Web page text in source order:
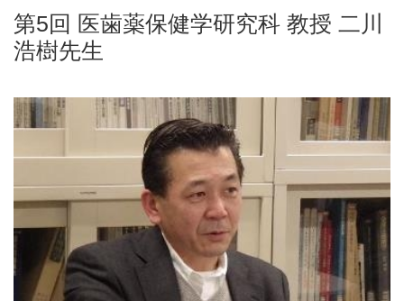
第5回 医歯薬保健学研究科 教授 二川
浩樹先生